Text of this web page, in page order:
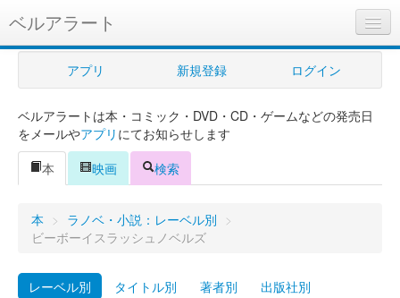
ベルアラート
ベルアラートとは
ヘルプ
新規登録
ログイン
購入管理
Myシェルフ
アプリ 新規登録 ログイン
ベルアラートは本・コミック・DVD・CD・ゲームなどの発売日
をメールやアプリ にてお知らせします
本
映画 検索
本 > ラノベ・小説：レーベル別 >
ビーボーイスラッシュノベルズ
レーベル別 タイトル別 著者別
出版社別